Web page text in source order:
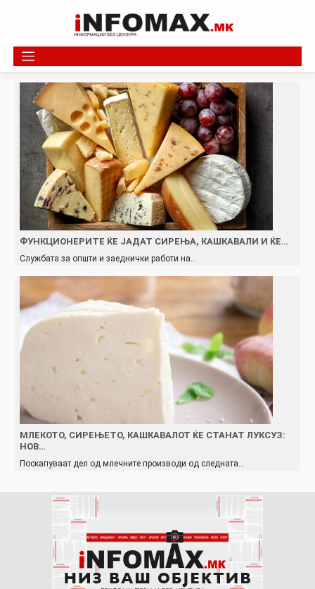
ФУНКЦИОНЕРИТЕ ЌЕ ЈАДАТ СИРЕЊА, КАШКАВАЛИ И ЌЕ…
Службата за општи и заеднички работи на…
МЛЕКОТО, СИРЕЊЕТО, КАШКАВАЛОТ ЌЕ СТАНАТ ЛУКСУЗ:
НОВ…
Поскапуваат дел од млечните производи од следната…